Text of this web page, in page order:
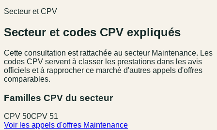
Secteur et CPV
Secteur et codes CPV expliqués
Cette consultation est rattachée au secteur Maintenance. Les
codes CPV servent à classer les prestations dans les avis
officiels et à rapprocher ce marché d'autres appels d'offres
comparables.
Familles CPV du secteur
CPV 50CPV 51
Voir les appels d'offres Maintenance